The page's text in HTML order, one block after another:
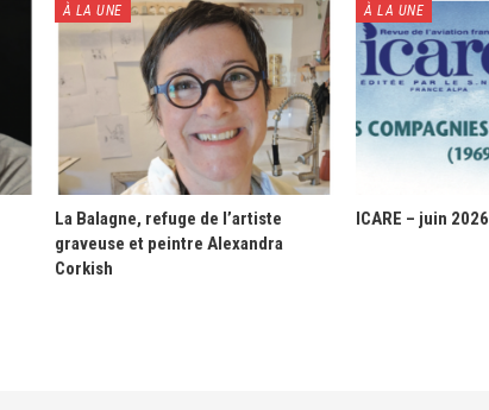
À LA UNE
La Balagne, refuge de l’artiste
graveuse et peintre Alexandra
Corkish
À LA UNE
ICARE – juin 2026